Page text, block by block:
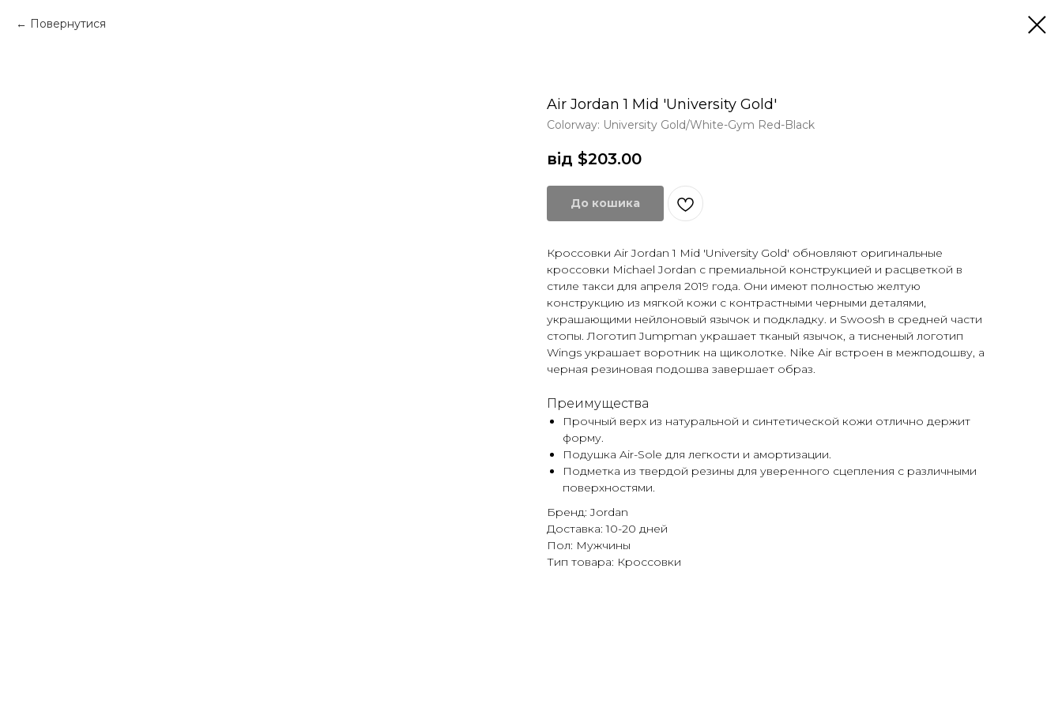
Повернутися
Air Jordan 1 Mid 'University Gold'
Colorway: University Gold/White-Gym Red-Black
від $203.00
До кошика
Кроссовки Air Jordan 1 Mid 'University Gold' обновляют оригинальные
кроссовки Michael Jordan с премиальной конструкцией и расцветкой в
стиле такси для апреля 2019 года. Они имеют полностью желтую
конструкцию из мягкой кожи с контрастными черными деталями,
украшающими нейлоновый язычок и подкладку. и Swoosh в средней части
стопы. Логотип Jumpman украшает тканый язычок, а тисненый логотип
Wings украшает воротник на щиколотке. Nike Air встроен в межподошву, а
черная резиновая подошва завершает образ.
Преимущества
Прочный верх из натуральной и синтетической кожи отлично держит
форму.
Подушка Air-Sole для легкости и амортизации.
Подметка из твердой резины для уверенного сцепления с различными
поверхностями.
Бренд: Jordan
Доставка: 10-20 дней
Пол: Мужчины
Тип товара: Кроссовки